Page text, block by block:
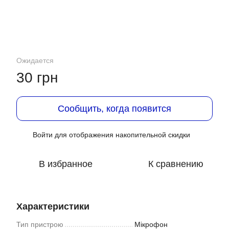
Ожидается
30 грн
Сообщить, когда появится
Войти для отображения накопительной скидки
В избранное К сравнению
Характеристики
Тип пристрою Мікрофон